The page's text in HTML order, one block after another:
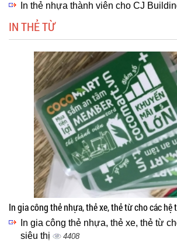
In thẻ nhựa thành viên cho CJ
IN THẺ TỪ
In gia công thẻ nhựa, thẻ xe, thẻ từ cho các hệ
In gia công thẻ nhựa, thẻ xe, thẻ từ
siêu thị
4408